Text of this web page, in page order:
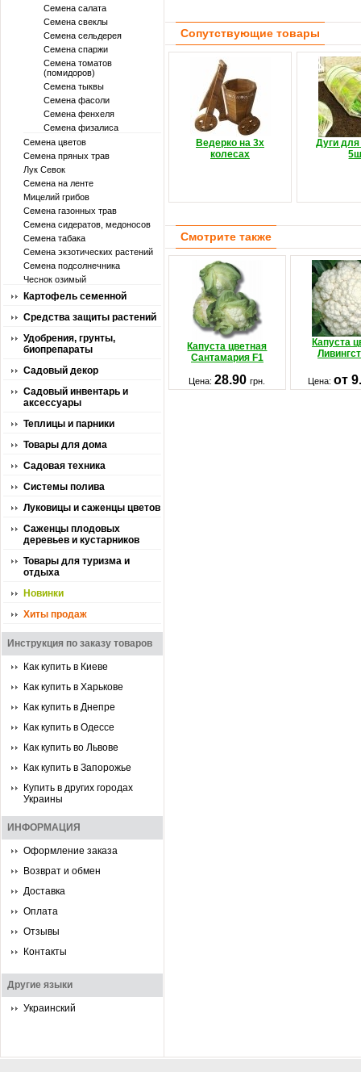
Семена салата
Семена свеклы
Семена сельдерея
Семена спаржи
Семена томатов
(помидоров)
Семена тыквы
Семена фасоли
Семена фенхеля
Семена физалиса
Семена цветов
Семена пряных трав
Лук Севок
Семена на ленте
Мицелий грибов
Семена газонных трав
Семена сидератов, медоносов
Семена табака
Семена экзотических растений
Семена подсолнечника
Чеснок озимый
Картофель семенной
Средства защиты растений
Удобрения, грунты,
биопрепараты
Садовый декор
Садовый инвентарь и
аксессуары
Теплицы и парники
Товары для дома
Садовая техника
Системы полива
Луковицы и саженцы цветов
Саженцы плодовых
деревьев и кустарников
Товары для туризма и
отдыха
Новинки
Хиты продаж
Инструкция по заказу товаров
Как купить в Киеве
Как купить в Харькове
Как купить в Днепре
Как купить в Одессе
Как купить во Львове
Как купить в Запорожье
Купить в других городах
Украины
ИНФОРМАЦИЯ
Оформление заказа
Возврат и обмен
Доставка
Оплата
Отзывы
Контакты
Другие языки
Украинский
Сопутствующие товары
Ведерко на 3х
колесах
Дуги
Смотрите также
Капуста цветная
Сантамария F1
Капуста
Цена:28.90грн. Цена:от